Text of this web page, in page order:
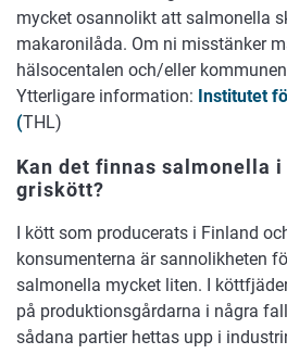
mycket osannolikt att salmonella
makaronilåda. Om ni misstänker
hälsocentalen och/eller
Ytterligare information: Institutet
(THL)
Kan det finnas salmonella
griskött?
I kött som producerats i Finland
konsumenterna är sannolikheten
salmonella mycket liten. I
på produktionsgårdarna i några
sådana partier hettas upp i